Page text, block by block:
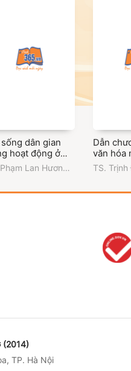
dân gian
hoạt động ở
tàng Thành phố
Minh
Lan Hương,
phố Hồ Chí
Dẫn
văn hóa
TS.
hóa
(2014)
TP. Hà Nội